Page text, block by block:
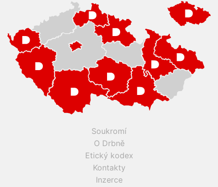
Soukromí
O Drbně
Etický kodex
Kontakty
Inzerce